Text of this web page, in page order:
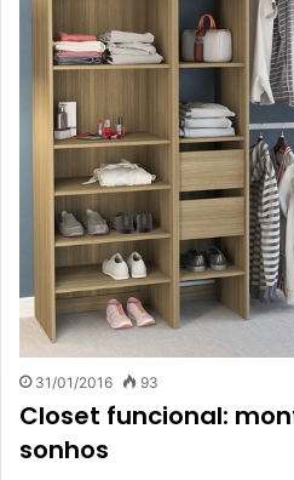
31/01/2016 93
Closet funcional:
sonhos